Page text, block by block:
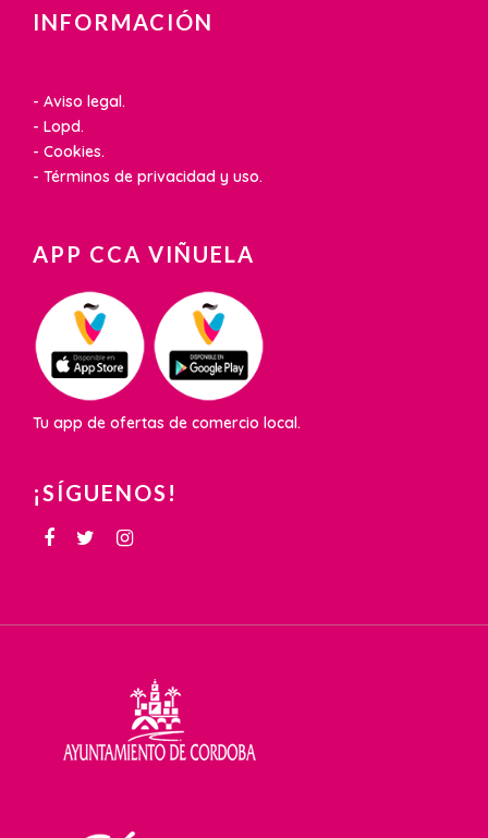
INFORMACIÓN
- Aviso legal.
- Lopd.
- Cookies.
- Términos de privacidad y uso.
APP CCA VIÑUELA
Tu app de ofertas de comercio local.
¡SÍGUENOS!